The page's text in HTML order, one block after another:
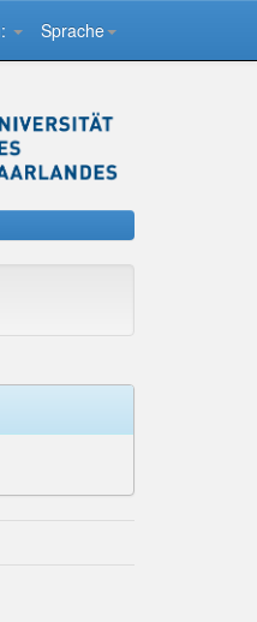
Sprache